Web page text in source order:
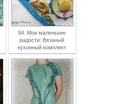
84. Мои маленькие
радости: Вязаный
кухонный комплект